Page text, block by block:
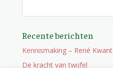
Recente berichten
Kennismaking – René Kwant
De kracht van twijfel